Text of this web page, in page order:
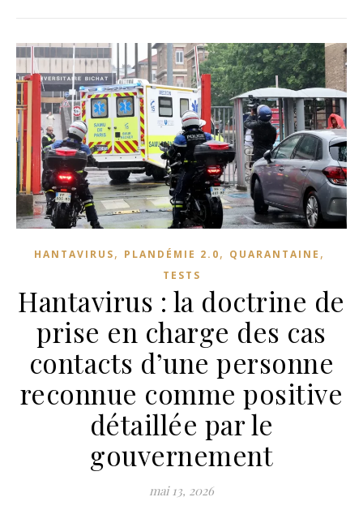
HANTAVIRUS, PLANDÉMIE 2.0, QUARANTAINE ,
TESTS
Hantavirus : la doctrine de
prise en charge des cas
contacts d’une personne
reconnue comme positive
détaillée par le
gouvernement
mai 13, 2026